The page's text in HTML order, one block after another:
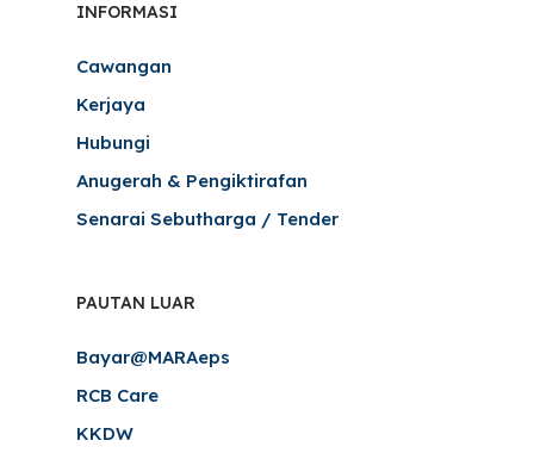
INFORMASI
Cawangan
Kerjaya
Hubungi
Anugerah & Pengiktirafan
Senarai Sebutharga / Tender
PAUTAN LUAR
Bayar@MARAeps
RCB Care
KKDW